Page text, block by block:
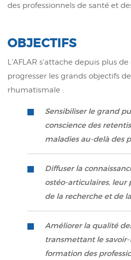
des professionnels de santé et
OBJECTIFS
L'AFLAR s'attache depuis plus de
progresser les grands objectifs
rhumatismale :
Sensibiliser le grand
conscience des
maladies au-delà des
Diffuser la
ostéo-articulaires, leur
de la recherche et de
Améliorer la qualité
transmettant le
formation des